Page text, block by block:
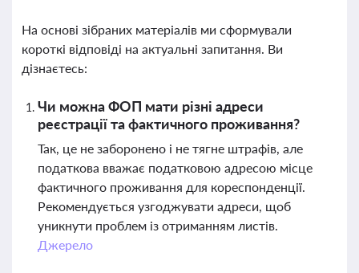
На основі зібраних матеріалів ми сформували
короткі відповіді на актуальні запитання. Ви
дізнаєтесь:
Чи можна ФОП мати різні адреси
реєстрації та фактичного проживання?
Так, це не заборонено і не тягне штрафів, але
податкова вважає податковою адресою місце
фактичного проживання для кореспонденції.
Рекомендується узгоджувати адреси, щоб
уникнути проблем із отриманням листів.
Джерело